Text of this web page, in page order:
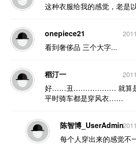
这种衣服给我的感觉，老是
onepiece21
看到奢侈品 三个大字...
稻汀一
好……丑……………… 就算是
平时骑车都是穿风衣……
陈智博_UserAdmin
每个人穿出来的感觉不